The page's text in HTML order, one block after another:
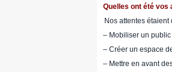
Quelles ont été vos
Nos attentes étaient
– Mobiliser un
– Créer un espace
– Mettre en avant